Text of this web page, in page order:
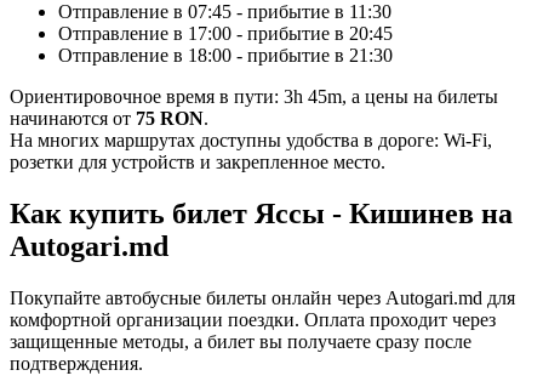
Отправление в 07:45 - прибытие в 11:30
Отправление в 17:00 - прибытие в 20:45
Отправление в 18:00 - прибытие в 21:30
Ориентировочное время в пути: 3h 45m, а цены на билеты
начинаются от 75 RON.
На многих маршрутах доступны удобства в дороге: Wi-Fi,
розетки для устройств и закрепленное место.
Как купить билет Яссы - Кишинев на
Autogari.md
Покупайте автобусные билеты онлайн через Autogari.md для
комфортной организации поездки. Оплата проходит через
защищенные методы, а билет вы получаете сразу после
подтверждения.